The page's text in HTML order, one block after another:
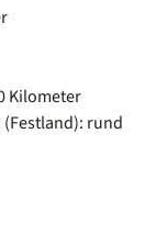
Kilometer
rund